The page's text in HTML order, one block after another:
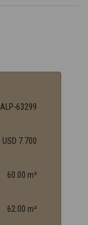
ALP-63299
USD 7.700
60.00 m²
62.00 m²